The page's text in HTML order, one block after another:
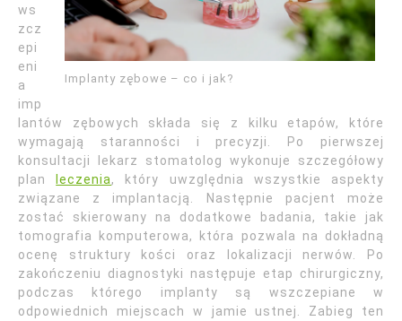
Implanty zębowe – co i jak?
ws
zcz
epi
eni
a
imp
lantów zębowych składa się z kilku etapów, które
wymagają staranności i precyzji. Po pierwszej
konsultacji lekarz stomatolog wykonuje szczegółowy
plan
leczenia, który uwzględnia wszystkie aspekty
związane z implantacją. Następnie pacjent może
zostać skierowany na dodatkowe badania, takie jak
tomografia komputerowa, która pozwala na dokładną
ocenę struktury kości oraz lokalizacji nerwów. Po
zakończeniu diagnostyki następuje etap chirurgiczny,
podczas którego implanty są wszczepiane w
odpowiednich miejscach w jamie ustnej. Zabieg ten